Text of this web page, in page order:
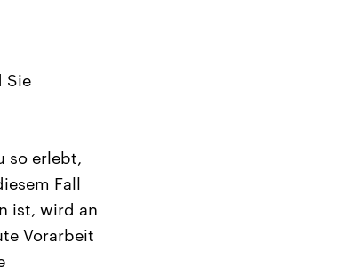
Sie
so erlebt,
Fall
ist, wird an
Vorarbeit